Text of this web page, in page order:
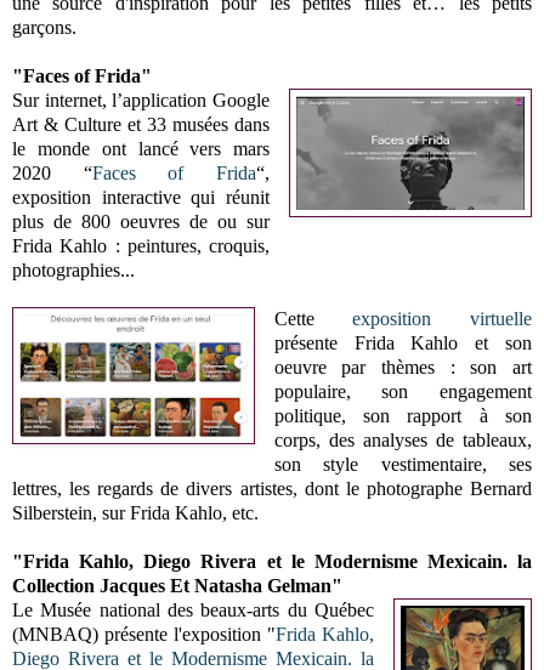
garçons.
"Faces of Frida"
Sur internet, l’application Google
Art & Culture et 33 musées dans
le monde ont lancé vers mars
2020 “Faces of Frida“,
exposition interactive qui réunit
plus de 800 oeuvres de ou sur
Frida Kahlo : peintures, croquis,
photographies...
Cetteexposition virtuelle
présente Frida Kahlo et son
oeuvre par thèmes : son art
populaire, son engagement
politique, son rapport à son
corps, des analyses de tableaux,
son style vestimentaire, ses
lettres, les regards de divers artistes, dont le photographe Bernard
Silberstein, sur Frida Kahlo, etc.
"Frida Kahlo, Diego Rivera et le Modernisme Mexicain. la
Collection Jacques Et Natasha Gelman"
Le Musée national des beaux-arts du Québec
(MNBAQ) présente l'exposition "Frida Kahlo,
Diego Rivera et le Modernisme Mexicain. la